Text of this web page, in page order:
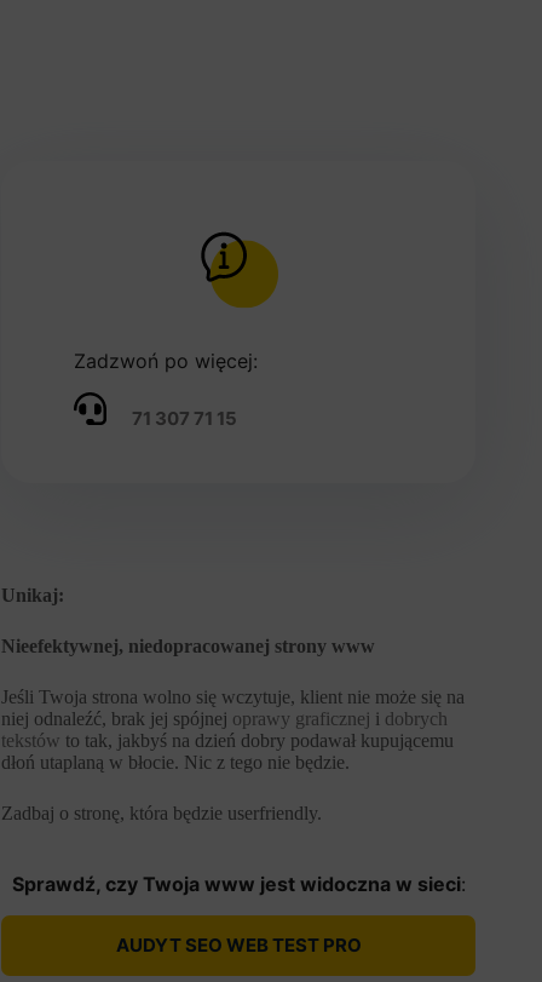
Zadzwoń po więcej:
71 307 71 15
Unikaj:
Nieefektywnej, niedopracowanej strony www
Jeśli Twoja strona wolno się wczytuje, klient nie może się na
niej odnaleźć, brak jej spójnej oprawy graficznej i dobrych
tekstów to tak, jakbyś na dzień dobry podawał kupującemu
dłoń utaplaną w błocie. Nic z tego nie będzie.
Zadbaj o stronę, która będzie userfriendly.
Sprawdź, czy Twoja www jest widoczna w sieci:
AUDYT SEO WEB TEST PRO